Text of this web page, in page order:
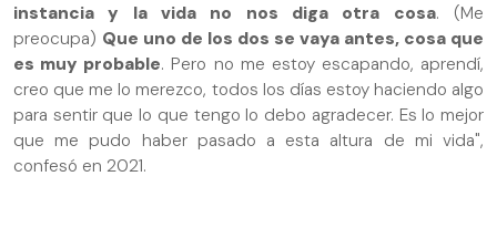
instancia y la vida no nos diga otra cosa. (Me
preocupa) Que uno de los dos se vaya antes, cosa que
es muy probable. Pero no me estoy escapando, aprendí,
creo que me lo merezco, todos los días estoy haciendo algo
para sentir que lo que tengo lo debo agradecer. Es lo mejor
que me pudo haber pasado a esta altura de mi vida",
confesó en 2021.